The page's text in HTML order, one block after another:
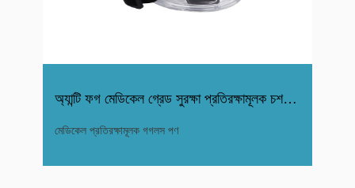
অ্যান্টি ফগ মেডিকেল গ্রেড সুরক্ষা প্রতিরক্ষামূলক চশমা গোগলস
মেডিকেল প্রতিরক্ষামূলক গগলস পণ